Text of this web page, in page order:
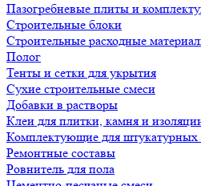
Пазогребневые плиты и
Строительные блоки
Строительные расходные
Полог
Тенты и сетки для укрытия
Сухие строительные смеси
Добавки в растворы
Клеи для плитки, камня и
Комплектующие для штукатурных
Ремонтные составы
Ровнитель для пола